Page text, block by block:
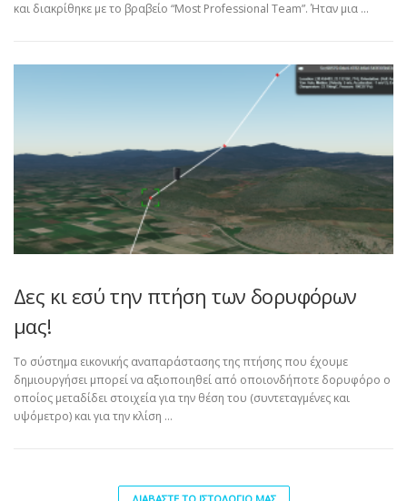
και διακρίθηκε με το βραβείο “Most Professional Team”. Ήταν μια …
Δες κι εσύ την πτήση των δορυφόρων
μας!
Το σύστημα εικονικής αναπαράστασης της πτήσης που έχουμε
δημιουργήσει μπορεί να αξιοποιηθεί από οποιονδήποτε δορυφόρο ο
οποίος μεταδίδει στοιχεία για την θέση του (συντεταγμένες και
υψόμετρο) και για την κλίση …